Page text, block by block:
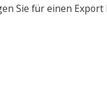
Sie für einen